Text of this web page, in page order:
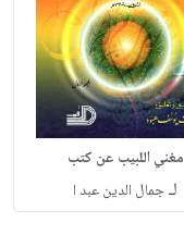
مغني اللبيب عن كتب
لـجمال الدين عبد ا